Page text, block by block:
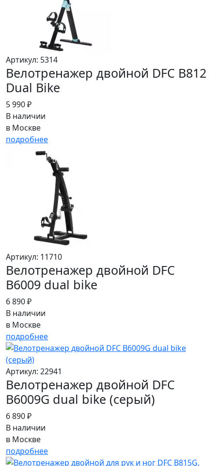
Артикул: 5314
Велотренажер двойной DFC B812
Dual Bike
5 990 ₽
В наличии
в Москве
подробнее
Артикул: 11710
Велотренажер двойной DFC
B6009 dual bike
6 890 ₽
В наличии
в Москве
подробнее
Артикул: 22941
Велотренажер двойной DFC
B6009G dual bike (серый)
6 890 ₽
В наличии
в Москве
подробнее